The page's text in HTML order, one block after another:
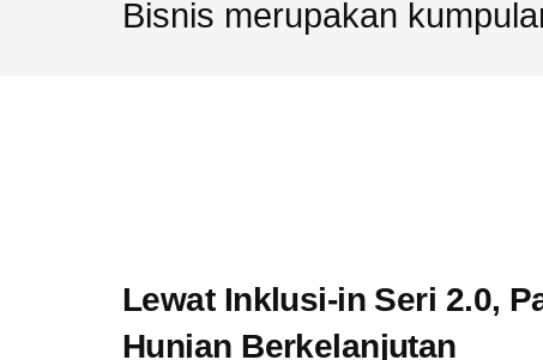
Bisnis merupakan
untuk
Faktor
Lewat Inklusi-in Seri 2.0,
Hunian Berkelanjutan